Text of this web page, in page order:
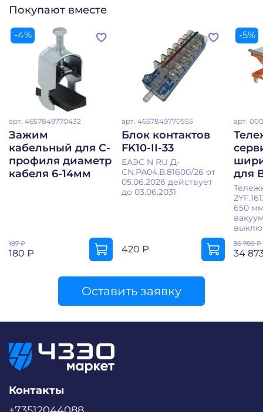
Покупают вместе
-4%
арт. 4657849770432
Зажим
кабельный для С-
профиля диаметр
кабеля 6-14мм
187 ₽
180 ₽
арт. 4657849770555
Блок контактов
FK10-II-33
ЕАЭС N RU Д-
CN.РА04.В.81600/26 от
05.06.2026 действует
до 03.06.2031
420 ₽
-5%
арт.
для
650
36 709 ₽
34
Оставить заявку
Контакты